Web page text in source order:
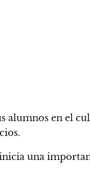
alumnos en el
una